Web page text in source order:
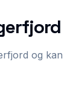
og kan